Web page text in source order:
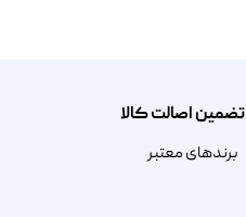
تضمین اصالت کالا
​​برندهای معتبر​​​​​​​